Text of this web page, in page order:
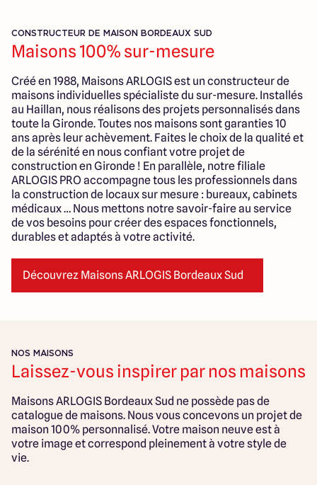
CONSTRUCTEUR DE MAISON BORDEAUX SUD
Maisons 100% sur-mesure
Créé en 1988, Maisons ARLOGIS est un constructeur de
maisons individuelles spécialiste du sur-mesure. Installés
au Haillan, nous réalisons des projets personnalisés dans
toute la Gironde. Toutes nos maisons sont garanties 10
ans après leur achèvement. Faites le choix de la qualité et
de la sérénité en nous confiant votre projet de
construction en Gironde ! En parallèle, notre filiale
ARLOGIS PRO accompagne tous les professionnels dans
la construction de locaux sur mesure : bureaux, cabinets
médicaux … Nous mettons notre savoir-faire au service
de vos besoins pour créer des espaces fonctionnels,
durables et adaptés à votre activité.
Découvrez Maisons ARLOGIS Bordeaux Sud
NOS MAISONS
Laissez-vous inspirer par nos maisons
Maisons ARLOGIS Bordeaux Sud ne possède pas de
catalogue de maisons. Nous vous concevons un projet de
maison 100% personnalisé. Votre maison neuve est à
votre image et correspond pleinement à votre style de
vie.